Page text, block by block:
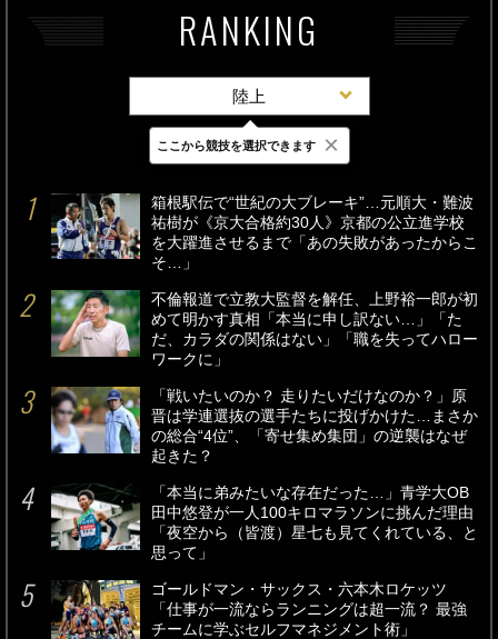
RANKING
陸上
最新 24時間 週間
箱根駅伝で“世紀の大ブレーキ”…元順大・難波
祐樹が《京大合格約30人》京都の公立進学校
を大躍進させるまで「あの失敗があったからこ
そ…」
不倫報道で立教大監督を解任、上野裕一郎が初
めて明かす真相「本当に申し訳ない…」「た
だ、カラダの関係はない」「職を失ってハロー
ワークに」
「戦いたいのか？ 走りたいだけなのか？」原
晋は学連選抜の選手たちに投げかけた…まさか
の総合“4位”、「寄せ集め集団」の逆襲はなぜ
起きた？
「本当に弟みたいな存在だった…」青学大OB
田中悠登が一人100キロマラソンに挑んだ理由
「夜空から（皆渡）星七も見てくれている、と
思って」
ゴールドマン・サックス・六本木ロケッツ
「仕事が一流ならランニングは超一流？ 最強
チームに学ぶセルフマネジメント術」
ここから競技を選択できます ×